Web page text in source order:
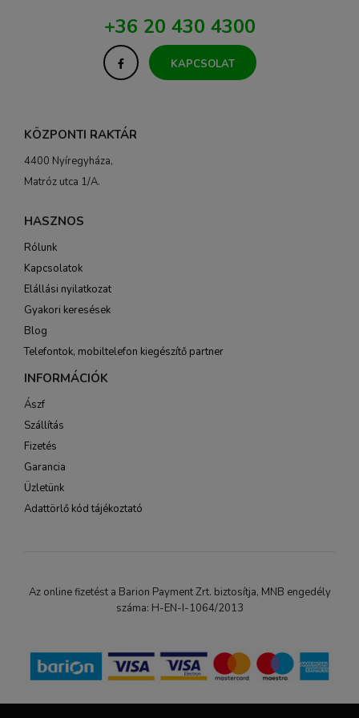
+36 20 430 4300
KAPCSOLAT
KÖZPONTI RAKTÁR
4400 Nyíregyháza,
Matróz utca 1/A.
HASZNOS
Rólunk
Kapcsolatok
Elállási nyilatkozat
Gyakori keresések
Blog
Telefontok, mobiltelefon kiegészítő partner
INFORMÁCIÓK
Ászf
Szállítás
Fizetés
Garancia
Üzletünk
Adattörlő kód tájékoztató
Az online fizetést a Barion Payment Zrt. biztosítja, MNB engedély
száma: H-EN-I-1064/2013